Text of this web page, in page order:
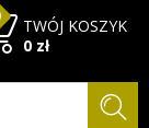
TWÓJ KOSZYK
0 zł